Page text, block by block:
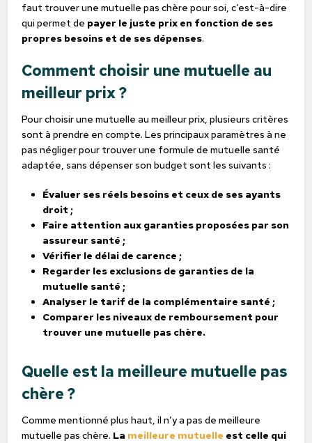
faut trouver une mutuelle pas chère pour soi, c’est-à-dire
qui permet de payer le juste prix en fonction de ses
propres besoins et de ses dépenses.
Comment choisir une mutuelle au
meilleur prix ?
Pour choisir une mutuelle au meilleur prix, plusieurs critères
sont à prendre en compte. Les principaux paramètres à ne
pas négliger pour trouver une formule de mutuelle santé
adaptée, sans dépenser son budget sont les suivants :
Évaluer ses réels besoins et ceux de ses ayants
droit ;
Faire attention aux garanties proposées par son
assureur santé ;
Vérifier le délai de carence ;
Regarder les exclusions de garanties de la
mutuelle santé ;
Analyser le tarif de la complémentaire santé ;
Comparer les niveaux de remboursement pour
trouver une mutuelle pas chère.
Quelle est la meilleure mutuelle pas
chère ?
Comme mentionné plus haut, il n’y a pas de meilleure
mutuelle pas chère. La meilleure mutuelle est celle qui